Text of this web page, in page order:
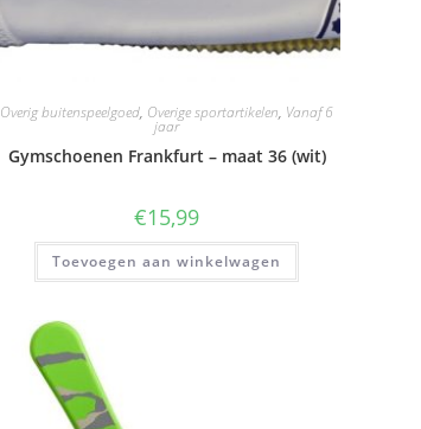
Overig buitenspeelgoed, Overige sportartikelen, Vanaf 6
jaar
Gymschoenen Frankfurt – maat 36 (wit)
€15,99
Toevoegen aan winkelwagen